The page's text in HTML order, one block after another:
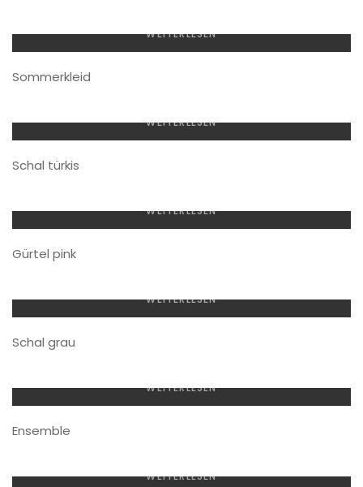
WEITERLESEN
Sommerkleid
WEITERLESEN
Schal türkis
WEITERLESEN
Gürtel pink
WEITERLESEN
Schal grau
WEITERLESEN
Ensemble
WEITERLESEN